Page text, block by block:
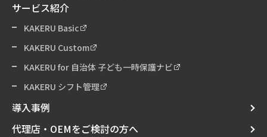
サービス紹介
KAKERU Basic
KAKERU Custom
KAKERU for 自治体 子ども一時保護ナビ
KAKERU シフト管理
導入事例
代理店・OEMをご検討の方へ